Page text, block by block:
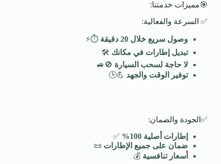
🎯مميزات خدمتنا:
✅ السرعة والفعالية:
وصول سريع خلال 20 دقيقة
⏱️⚡
تبديل إطارات في مكانك 🛠️
لا حاجة لسحب السيارة 🚫🚙
توفير الوقت والجهد 💪🕒
✅الجودة والضمان:
إطارات أصلية 100
%
✅
ضمان على جميع الإطارات 📜
أسعار تنافسية 💰